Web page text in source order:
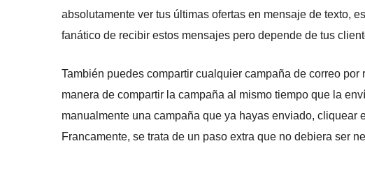
absolutamente ver tus últimas ofertas en mensaje de texto,
fanático de recibir estos mensajes pero depende de tus
También puedes compartir cualquier campaña de correo
manera de compartir la campaña al mismo tiempo que la
manualmente una campaña que ya hayas enviado, cliquear
Francamente, se trata de un paso extra que no debiera ser